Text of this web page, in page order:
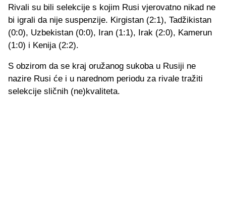
Rivali su bili selekcije s kojim Rusi vjerovatno nikad ne
bi igrali da nije suspenzije. Kirgistan (2:1), Tadžikistan
(0:0), Uzbekistan (0:0), Iran (1:1), Irak (2:0), Kamerun
(1:0) i Kenija (2:2).
S obzirom da se kraj oružanog sukoba u Rusiji ne
nazire Rusi će i u narednom periodu za rivale tražiti
selekcije sličnih (ne)kvaliteta.